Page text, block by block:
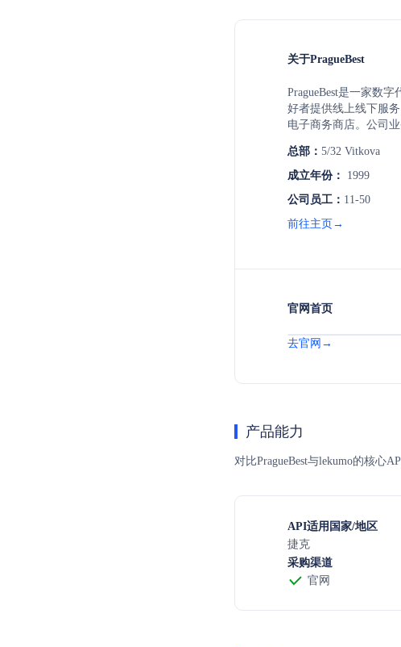
关于PragueBest
PragueBest是一家数
好者提供线上线下服
电子商务商店。公司
PragueBest致力于通过
提供人性化的数据解
总部： 5/32 Vitkova
成立年份：
1999
公司员工： 11-50
前往主页→
官网首页
去官网→
产品能力
对比PragueBest与lekumo的核心
API适用国家/地区
捷克
采购渠道
官网